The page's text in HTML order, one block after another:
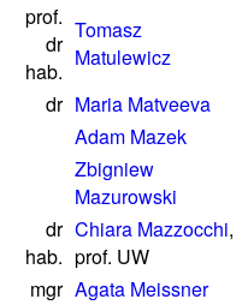
prof.
dr
hab.
Tomasz
Matulewicz
dr Maria Matveeva
Adam Mazek
Zbigniew
Mazurowski
dr
hab.
Chiara Mazzocchi,
prof. UW
mgr Agata Meissner